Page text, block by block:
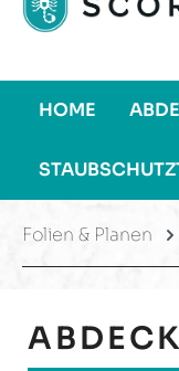
HOME
Folien & Planen